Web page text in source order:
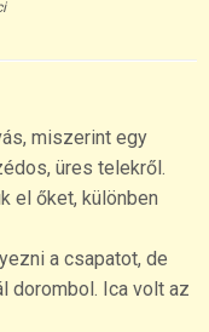
miszerint egy
üres telekről.
el őket, különben
a csapatot, de
dorombol. Ica volt az